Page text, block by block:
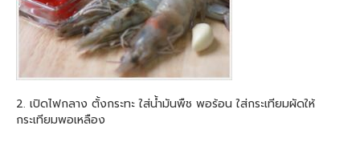
2. เปิดไฟกลาง ตั้งกระทะ ใส่น้ำมันพืช พอร้อน ใส่กระเทียมผัดให้
กระเทียมพอเหลือง